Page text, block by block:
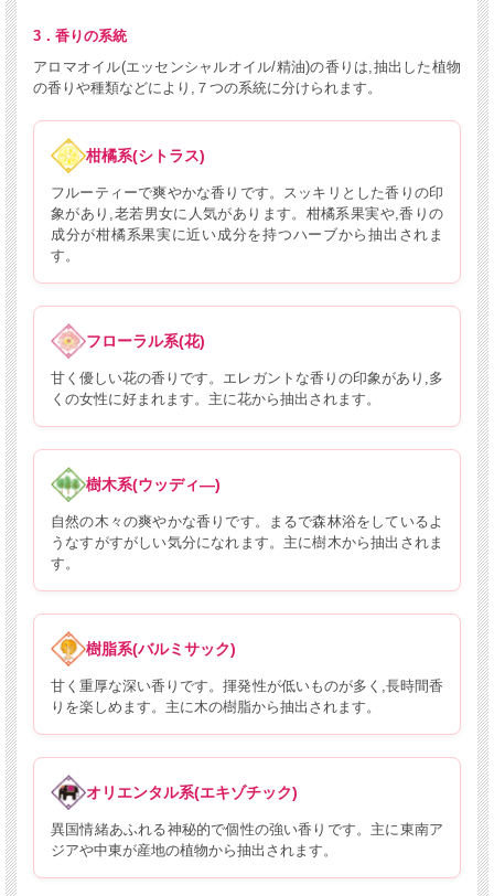
3．香りの系統
アロマオイル(エッセンシャルオイル/精油)の香りは,抽出した植物
の香りや種類などにより,７つの系統に分けられます。
柑橘系(シトラス)
フルーティーで爽やかな香りです。スッキリとした香りの印
象があり,老若男女に人気があります。柑橘系果実や,香りの
成分が柑橘系果実に近い成分を持つハーブから抽出されま
す。
フローラル系(花)
甘く優しい花の香りです。エレガントな香りの印象があり,多
くの女性に好まれます。主に花から抽出されます。
樹木系(ウッディ―)
自然の木々の爽やかな香りです。まるで森林浴をしているよ
うなすがすがしい気分になれます。主に樹木から抽出されま
す。
樹脂系(バルミサック)
甘く重厚な深い香りです。揮発性が低いものが多く,長時間香
りを楽しめます。主に木の樹脂から抽出されます。
オリエンタル系(エキゾチック)
異国情緒あふれる神秘的で個性の強い香りです。主に東南ア
ジアや中東が産地の植物から抽出されます。